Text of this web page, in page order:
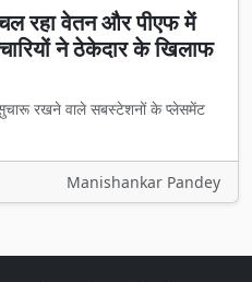
रहा वेतन और पीएफ में
ने ठेकेदार के खिलाफ
रखने वाले सबस्टेशनों के प्लेसमेंट
Manishankar Pandey